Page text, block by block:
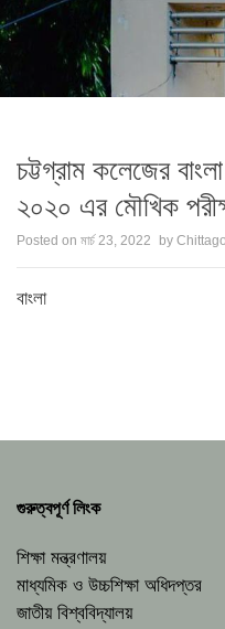
চট্টগ্রাম কলেজের
২০২০ এর মৌখিক
Posted on মার্চ 23, 2022 by
বাংলা
গুরুত্বপূর্ণ লিংক
শিক্ষা মন্ত্রণালয়
মাধ্যমিক ও উচ্চশিক্ষা অধিদপ্তর
জাতীয় বিশ্ববিদ্যালয়